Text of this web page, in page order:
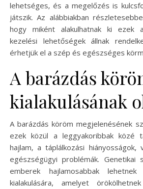
lehetséges, és a megelőzés is
játszik. Az alábbiakban
hogy miként alakulhatnak ki ezek
kezelési lehetőségek állnak
érhetjük el a szép és egészséges
A barázdás
kialakulásának
A barázdás köröm megjelenésének
ezek közül a leggyakoribbak közé
hajlam, a táplálkozási hiányosságok,
egészségügyi problémák. Genetikai
emberek hajlamosabbak
kialakulására, amelyet